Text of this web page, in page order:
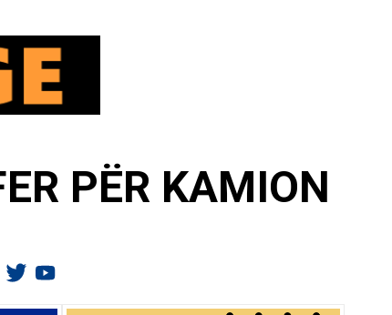
PËR KAMION